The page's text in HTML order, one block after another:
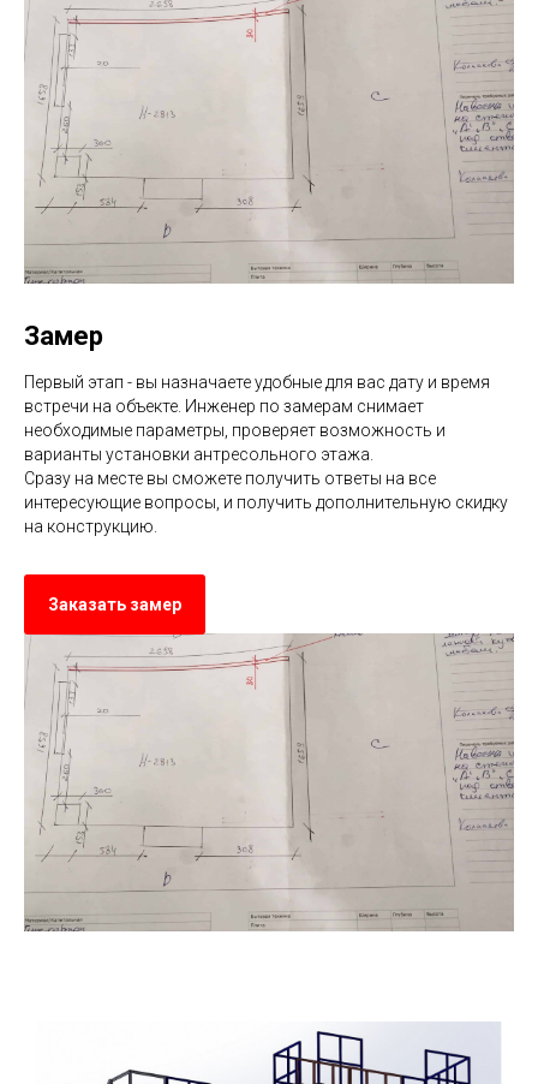
Замер
Первый этап - вы назначаете удобные для вас дату и время
встречи на объекте. Инженер по замерам снимает
необходимые параметры, проверяет возможность и
варианты установки антресольного этажа.
Сразу на месте вы сможете получить ответы на все
интересующие вопросы, и получить дополнительную скидку
на конструкцию.
Заказать замер